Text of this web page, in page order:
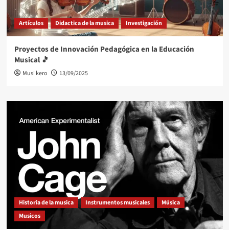
Artículos Didactica de la musica Investigación
Proyectos de Innovación Pedagógica en la Educación
Musical 🎵
Musi kero 13/09/2025
Historia de la musica Instrumentos musicales
Música
Musicos